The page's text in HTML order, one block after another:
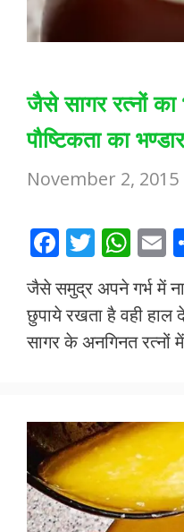
जैसे सागर रत्नों का
पौष्टिकता का
November 2, 2015
F
e
b
o
k
T
itt
er
W
h
at
s
A
p
E
l
जैसे समुद्र अपने गर्भ में
छुपाये रखता है वही हाल
सागर के अनगिनत